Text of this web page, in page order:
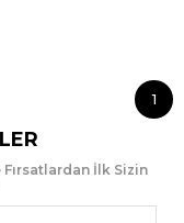
1
İlk Sizin